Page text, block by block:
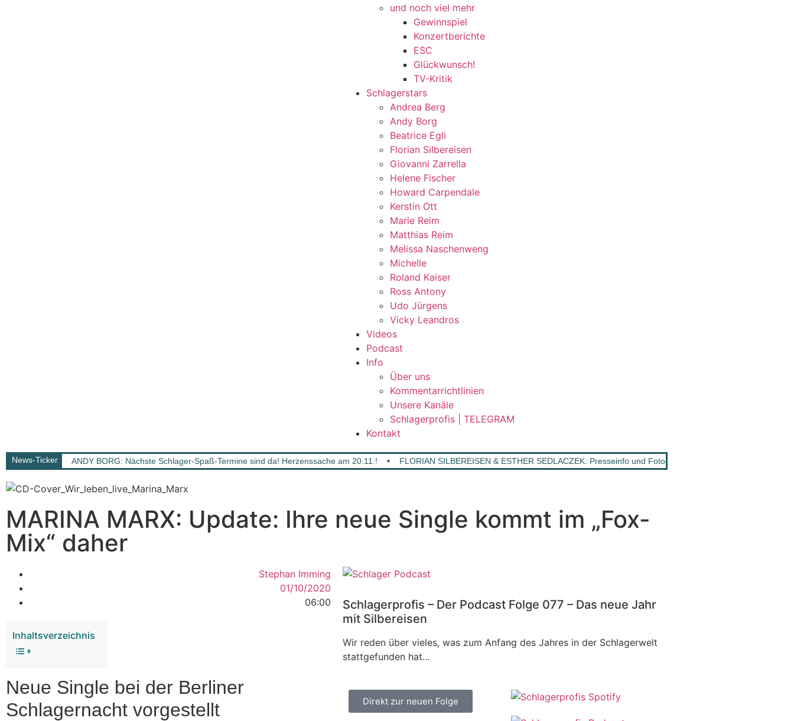
und noch viel mehr
Gewinnspiel
Konzertberichte
ESC
Glückwunsch!
TV-Kritik
Schlagerstars
Andrea Berg
Andy Borg
Beatrice Egli
Florian Silbereisen
Giovanni Zarrella
Helene Fischer
Howard Carpendale
Kerstin Ott
Marie Reim
Matthias Reim
Melissa Naschenweng
Michelle
Roland Kaiser
Ross Antony
Udo Jürgens
Vicky Leandros
Videos
Podcast
Info
Über uns
Kommentarrichtlinien
Unsere Kanäle
Schlagerprofis | TELEGRAM
Kontakt
News-Ticker ANDY BORG: Nächste Schlager-Spaß-Termine sind da! Herzenssache am 20.11.! • FLORIAN SILBEREISEN & ESTHER SEDLACZEK: Presseinfo und Fotos „Goldene Henne“ da!
MARINA MARX: Update: Ihre neue Single kommt im „Fox-
Mix“ daher
Stephan Imming
01/10/2020
06:00
Inhaltsverzeichnis
Neue Single bei der Berliner
Schlagernacht vorgestellt
Schlagerprofis – Der Podcast Folge 077 – Das neue Jahr
mit Silbereisen
Wir reden über vieles, was zum Anfang des Jahres in der Schlagerwelt
stattgefunden hat…
Direkt zur neuen Folge